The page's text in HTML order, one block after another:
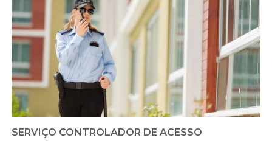
SERVIÇO CONTROLADOR DE ACESSO